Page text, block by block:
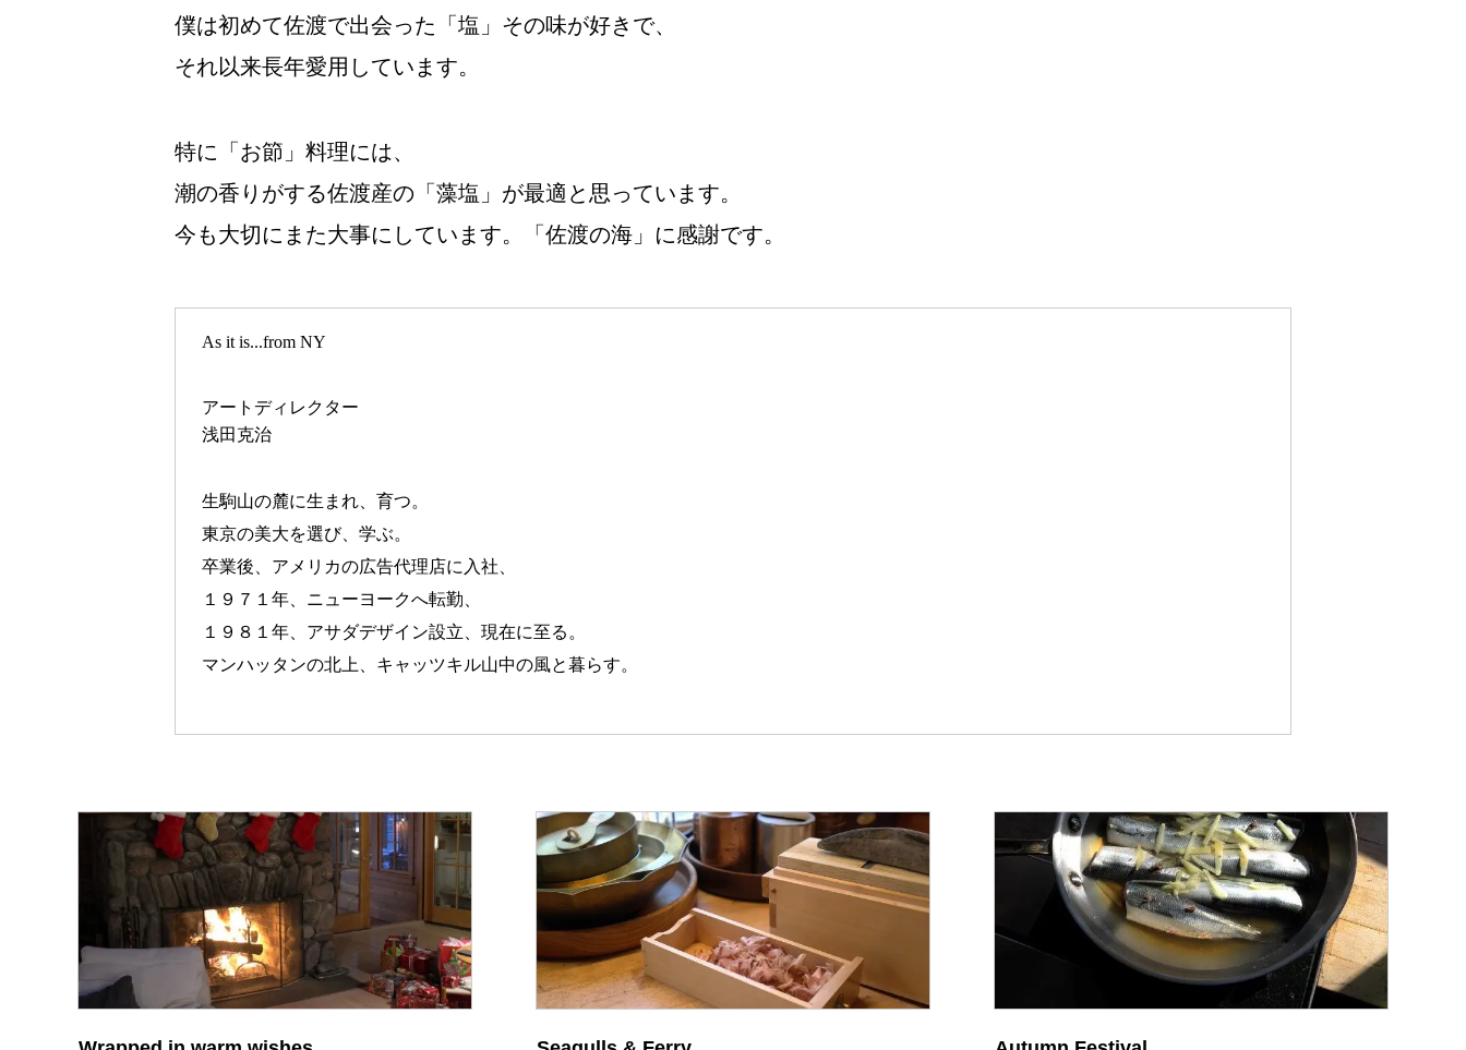
僕は初めて佐渡で出会った「塩」その味が好きで、
それ以来長年愛用しています。
特に「お節」料理には、
潮の香りがする佐渡産の「藻塩」が最適と思っています。
今も大切にまた大事にしています。「佐渡の海」に感謝です。
As it is...from NY
アートディレクター
浅田克治
生駒山の麓に生まれ、育つ。
東京の美大を選び、学ぶ。
卒業後、アメリカの広告代理店に入社、
１９７１年、ニューヨークへ転勤、
１９８１年、アサダデザイン設立、現在に至る。
マンハッタンの北上、キャッツキル山中の風と暮らす。